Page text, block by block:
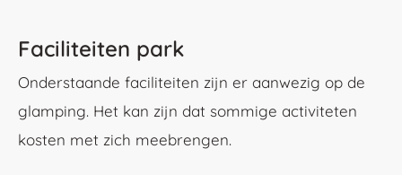
Faciliteiten park
Onderstaande faciliteiten zijn er aanwezig op de
glamping. Het kan zijn dat sommige activiteten
kosten met zich meebrengen.